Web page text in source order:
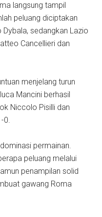
langsung tampil
peluang diciptakan
sedangkan Lazio
Cancellieri dan
menjelang turun
Mancini berhasil
Niccolo Pisilli dan
0.
permainan.
peluang melalui
penampilan solid
gawang Roma